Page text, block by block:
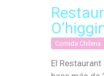
Comida Chilena
El